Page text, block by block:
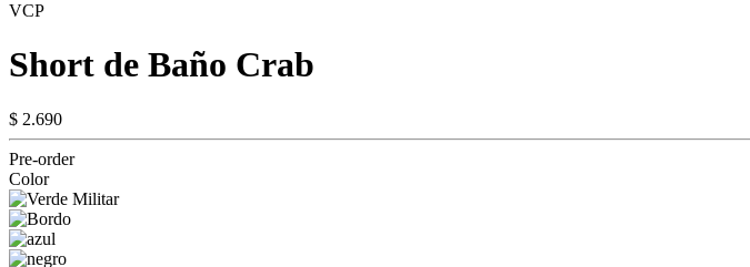
VCP
Short de Baño Crab
$ 2.690
Pre-order
Color